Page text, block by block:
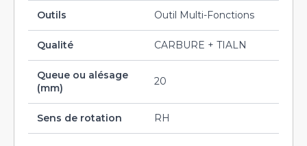
Outils Outil Multi-Fonctions
Qualité CARBURE + TIALN
Queue ou alésage
(mm)
20
Sens de rotation RH